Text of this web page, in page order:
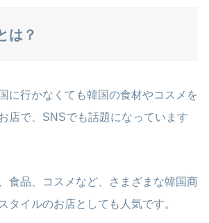
は？
に行かなくても韓国の食材やコスメを
店で、SNSでも話題になっています
食品、コスメなど、さまざまな韓国商
タイルのお店としても人気です。